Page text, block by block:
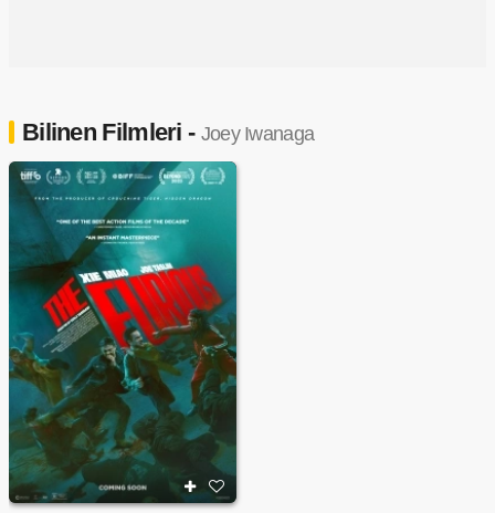
Bilinen Filmleri - Joey Iwanaga